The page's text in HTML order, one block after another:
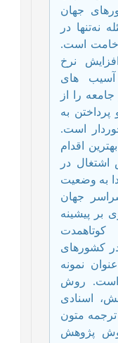
جهان
نه‌تنها در
وخامت است.
نرخ
آسیب ‏های
را از
به
است.
اقدام
اشتغال در
به وضعیت
جهان
پیشینه‏
کشورهای
نمونه
است. روش
اسنادی
متون
پژوهش